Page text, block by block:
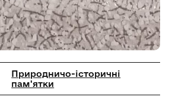
Природничо-історичні
пам'ятки